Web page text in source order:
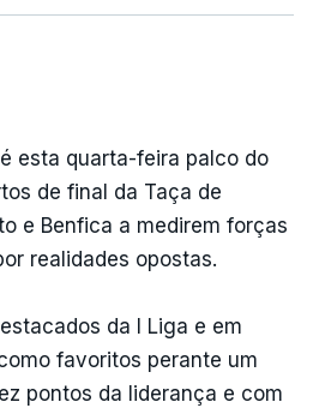
esta quarta-feira palco do
de final da Taça de
e Benfica a medirem forças
realidades opostas.
da I Liga e em
favoritos perante um
pontos da liderança e com